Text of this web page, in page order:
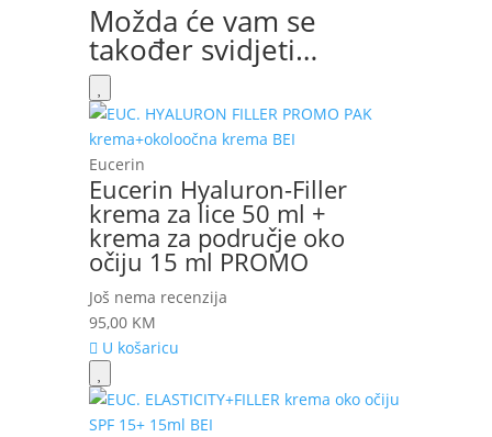
Možda će vam se
također svidjeti…
Eucerin
Eucerin Hyaluron-Filler
krema za lice 50 ml +
krema za područje oko
očiju 15 ml PROMO
Još nema recenzija
95,00 KM
U košaricu